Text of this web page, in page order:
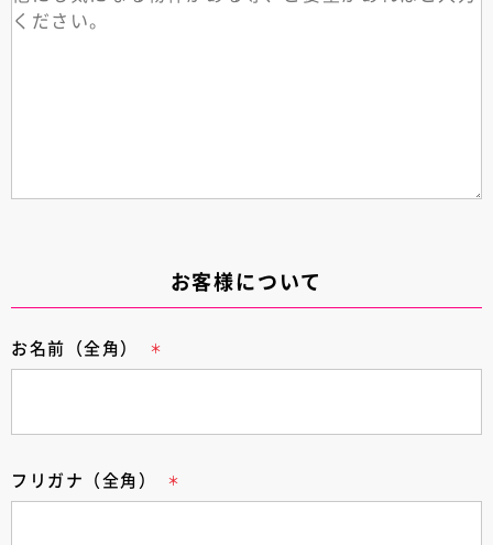
お客様について
お名前（全角）
フリガナ（全角）